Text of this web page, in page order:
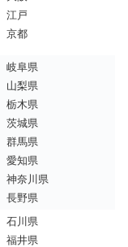
江戸
京都
岐阜県
山梨県
栃木県
茨城県
群馬県
愛知県
神奈川県
長野県
石川県
福井県